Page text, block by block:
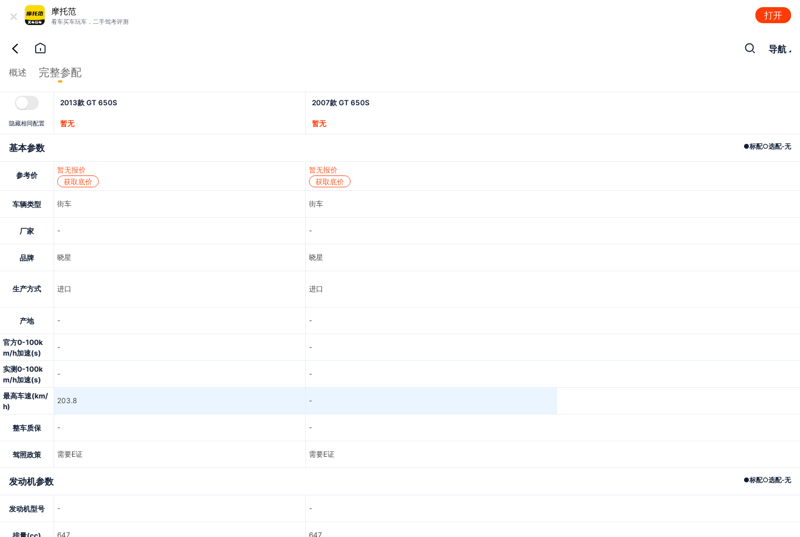
+ 摩托范
看车买车玩车，二手驾考评测
打开
导航
概述 完整参配
隐藏相同配置
2013款 GT 650S
暂无
2007款 GT 650S
暂无
基本参数 ●标配○选配-无
参考价
暂无报价
获取底价
暂无报价
获取底价
车辆类型 街车 街车
厂家 - -
品牌 晓星 晓星
生产方式 进口 进口
产地 - -
官方0-100k
m/h加速(s)
- -
实测0-100k
m/h加速(s)
- -
最高车速(km/
h)
203.8 -
整车质保 - -
驾照政策 需要E证 需要E证
发动机参数 ●标配○选配-无
发动机型号 - -
排量(cc) 647 647